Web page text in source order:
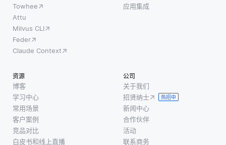
Towhee
Attu
Milvus CLI
Feder
Claude Context
应用集成
资源
博客
学习中心
常用场景
客户案例
竞品对比
白皮书和线上直播
公司
关于我们
招贤纳士
热招中
新闻中心
合作伙伴
活动
联系商务